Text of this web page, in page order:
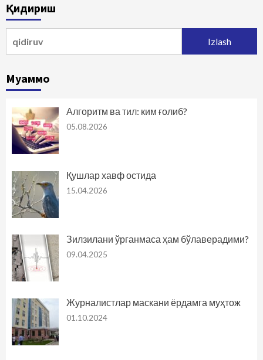
Қидириш
Муаммо
Алгоритм ва тил: ким ғолиб?
05.08.2026
Қушлар хавф остида
15.04.2026
Зилзилани ўрганмаса ҳам бўлаверадими?
09.04.2025
Журналистлар маскани ёрдамга муҳтож
01.10.2024